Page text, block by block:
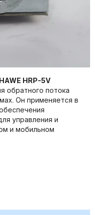
HRP-5V
обратного потока
Он применяется в
управления и
и мобильном